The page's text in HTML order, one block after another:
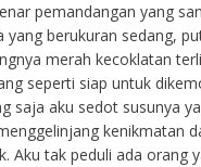
pemandangan yang
yang berukuran sedang,
merah kecoklatan
seperti siap untuk
saja aku sedot susunya
kenikmatan
Aku tak peduli ada orang